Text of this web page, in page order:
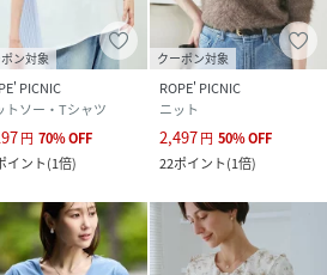
ック（01）：洗濯機（極弱）・漂白、タン
燥禁止
ック系（03）：洗濯機（極弱）・漂白、タ
乾燥禁止
イト（10）：洗濯機（極弱）・漂白、タン
燥禁止
イト系（12）：洗濯機（極弱）・漂白、タ
ル乾燥禁止
ンブル乾燥禁止
ン対象
PICNIC
トソー・Tシャツ
円 70%OFF
イント(1倍)
クーポン対象
ROPE' PICNIC
ニット
2,497円 50%OFF
22ポイント(1倍)